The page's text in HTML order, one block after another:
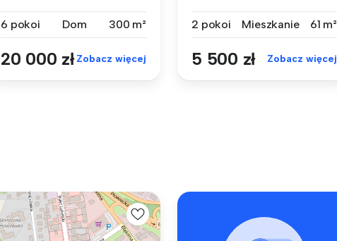
6 pokoi
Dom 300 m²
20 000 zł Zobacz więcej
2 pokoi
Mieszkanie 61 m²
5 500 zł Zobacz więcej